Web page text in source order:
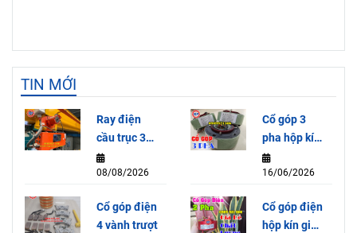
TIN MỚI
Ray điện
cầu trục 3P-
50A
08/08/2026
Cổ góp 3
pha hộp kín
SRH65155-
3P (15A)
16/06/2026
Cổ góp điện
4 vành trượt
Cổ góp điện
hộp kín giá